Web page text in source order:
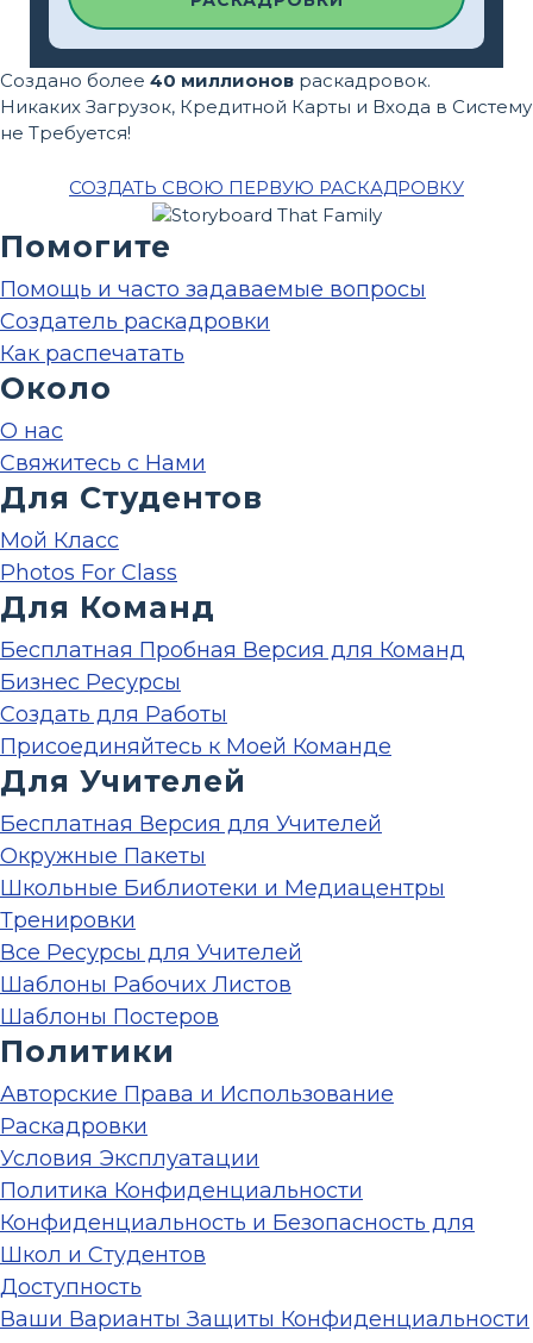
Создано более 40 миллионов раскадровок.
Никаких Загрузок, Кредитной Карты и Входа в Систему
не Требуется!
СОЗДАТЬ СВОЮ ПЕРВУЮ РАСКАДРОВКУ
Помогите
Помощь и часто задаваемые вопросы
Создатель раскадровки
Как распечатать
Около
О нас
Свяжитесь с Нами
Для Студентов
Мой Класс
Photos For Class
Для Команд
Бесплатная Пробная Версия для Команд
Бизнес Ресурсы
Создать для Работы
Присоединяйтесь к Моей Команде
Для Учителей
Бесплатная Версия для Учителей
Окружные Пакеты
Школьные Библиотеки и Медиацентры
Тренировки
Все Ресурсы для Учителей
Шаблоны Рабочих Листов
Шаблоны Постеров
Политики
Авторские Права и Использование
Раскадровки
Условия Эксплуатации
Политика Конфиденциальности
Конфиденциальность и Безопасность для
Школ и Студентов
Доступность
Ваши Варианты Защиты Конфиденциальности